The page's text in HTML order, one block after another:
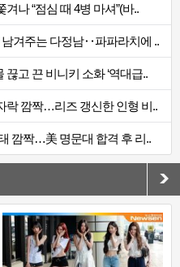
나 “점심 때 4병 마셔”(바..
겨주는 다정남‥파파라치에 ..
고 끈 비니키 소화 ‘역대급..
락 깜짝…리즈 갱신한 인형 비..
깜짝…美 명문대 합격 후 리..